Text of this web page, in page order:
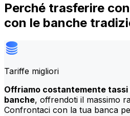
Perché trasferire
con le banche
Tariffe migliori
Offriamo costantemente tassi
banche, offrendoti il massimo
Confrontaci con la tua banca